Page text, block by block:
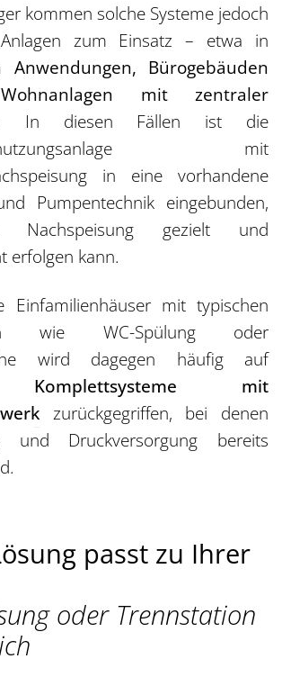
kommen solche Systeme jedoch
zum Einsatz – etwa in
Anwendungen, Bürogebäuden
mit zentraler
In diesen Fällen ist die
mit
in eine vorhandene
Pumpentechnik eingebunden,
Nachspeisung gezielt und
erfolgen kann.
Einfamilienhäuser mit typischen
wie WC-Spülung oder
wird dagegen häufig auf
Komplettsysteme mit
zurückgegriffen, bei denen
und Druckversorgung bereits
passt zu Ihrer
oder Trennstation